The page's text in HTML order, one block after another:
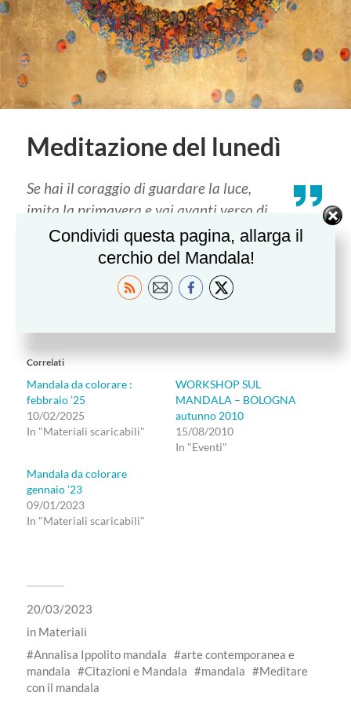
Meditazione del lunedì
Se hai il coraggio di guardare la luce,
imita la primavera e vai avanti verso di
essa.
MARKKU ENVALL
Correlati
Mandala da colorare :
febbraio ’25
10/02/2025
In "Materiali scaricabili"
WORKSHOP SUL
MANDALA – BOLOGNA
autunno 2010
15/08/2010
In "Eventi"
Mandala da colorare
gennaio ’23
09/01/2023
In "Materiali scaricabili"
20/03/2023
in Materiali
Annalisa Ippolito mandala
arte contemporanea e
mandala
Citazioni e Mandala mandala
Meditare
con il mandala
Condividi questa pagina, allarga il
cerchio del Mandala!